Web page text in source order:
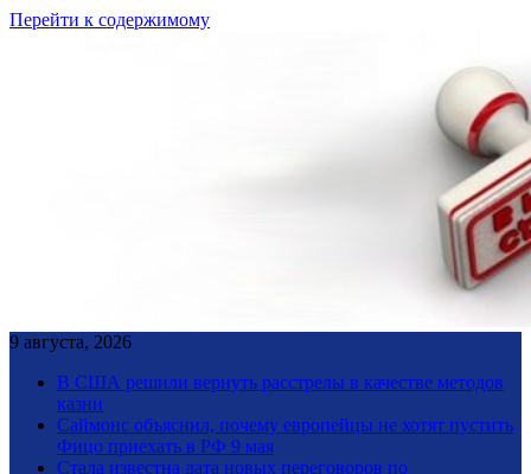
Перейти к содержимому
9 августа, 2026
В США решили вернуть расстрелы в качестве методов
казни
Саймонс объяснил, почему европейцы не хотят пустить
Фицо приехать в РФ 9 мая
Стала известна дата новых переговоров по